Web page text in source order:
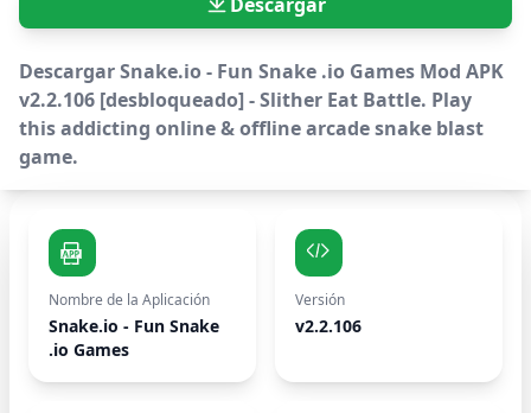
Descargar Snake.io - Fun Snake .io Games Mod APK
v2.2.106 [desbloqueado] - Slither Eat Battle. Play
this addicting online & offline arcade snake blast
game.
Nombre de la Aplicación
Snake.io - Fun Snake
.io Games
Versión
v2.2.106